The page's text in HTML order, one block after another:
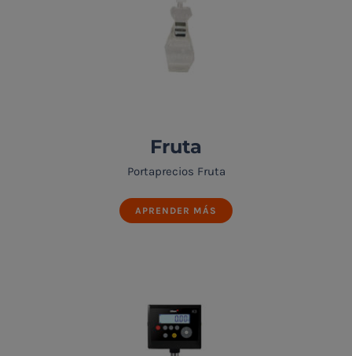
Fruta
Fruta
Portaprecios Fruta
APRENDER MÁS